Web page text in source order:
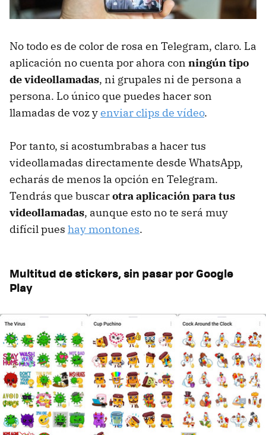
No todo es de color de rosa en Telegram, claro. La
aplicación no cuenta por ahora con ningún tipo
de videollamadas, ni grupales ni de persona a
persona. Lo único que puedes hacer son
llamadas de voz yenviar clips de vídeo.
Por tanto, si acostumbrabas a hacer tus
videollamadas directamente desde WhatsApp,
echarás de menos la opción en Telegram.
Tendrás que buscarotra aplicación para tus
videollamadas, aunque esto no te será muy
difícil pues hay montones.
Multitud de stickers, sin pasar por Google
Play